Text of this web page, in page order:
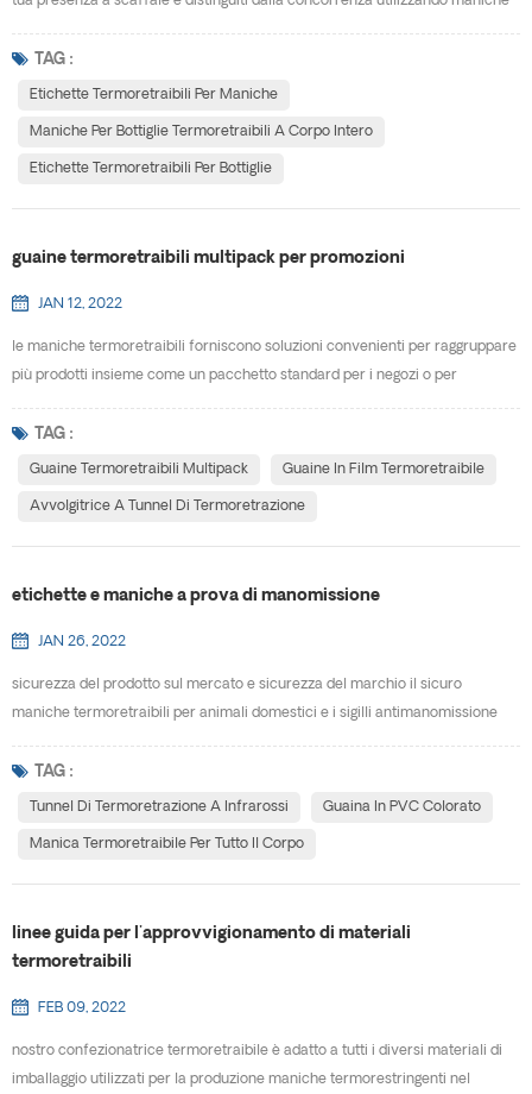
del corpo, massimizzerai lo spazio a tua disposizione per promuovere il tuo
marchio e trasmettere il tuo messaggio ai consumatori. Le etichette
TAG :
Etichette Termoretraibili Per Maniche
Maniche Per Bottiglie Termoretraibili A Corpo Intero
Etichette Termoretraibili Per Bottiglie
guaine termoretraibili multipack per promozioni
JAN 12, 2022
le maniche termoretraibili forniscono soluzioni convenienti per raggruppare
più prodotti insieme come un pacchetto standard per i negozi o per
personalizzate per soddisfare le esigenze dei nostri clienti. le maniche
termoretraibili multi-pack consentono prodotti di varie forme e dimensioni
TAG :
Guaine Termoretraibili Multipack Guaine In Film Termoretraibile
Avvolgitrice A Tunnel Di Termoretrazione
etichette e maniche a prova di manomissione
JAN 26, 2022
sicurezza del prodotto sul mercato e sicurezza del marchio il sicuro
maniche termoretraibili per animali domestici e i sigilli antimanomissione
messaggio proteggendo i tuoi prodotti da manomissioni. opzioni disponibili
per etichette e maniche i manicotti termoretraibili forniscono una varietà di
TAG :
Tunnel Di Termoretrazione A Infrarossi Guaina In PVC Colorato
Manica Termoretraibile Per Tutto Il Corpo
linee guida per l'approvvigionamento di materiali
termoretraibili
FEB 09, 2022
nostro confezionatrice termoretraibile è adatto a tutti i diversi materiali di
imballaggio utilizzati per la produzione maniche termorestringenti nel